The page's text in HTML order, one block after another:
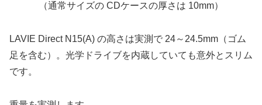
（通常サイズの CDケースの厚さは 10mm）
LAVIE Direct N15(A) の高さは実測で 24～24.5mm（ゴム
足を含む）。光学ドライブを内蔵していても意外とスリム
です。